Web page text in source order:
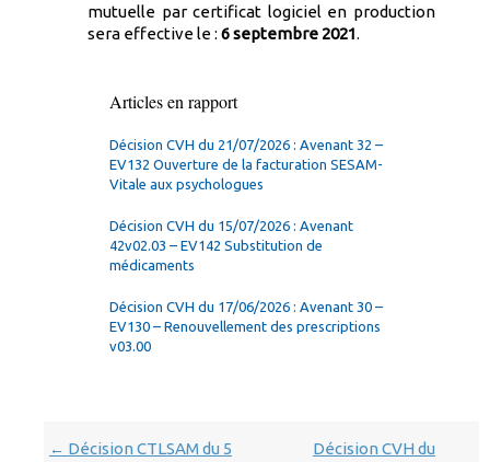
mutuelle par certificat logiciel en production
sera effective le : 6 septembre 2021.
Articles en rapport
Décision CVH du 21/07/2026 : Avenant 32 –
EV132 Ouverture de la facturation SESAM-
Vitale aux psychologues
Décision CVH du 15/07/2026 : Avenant
42v02.03 – EV142 Substitution de
médicaments
Décision CVH du 17/06/2026 : Avenant 30 –
EV130 – Renouvellement des prescriptions
v03.00
Navigation
← Décision CTLSAM du 5
Décision CVH du